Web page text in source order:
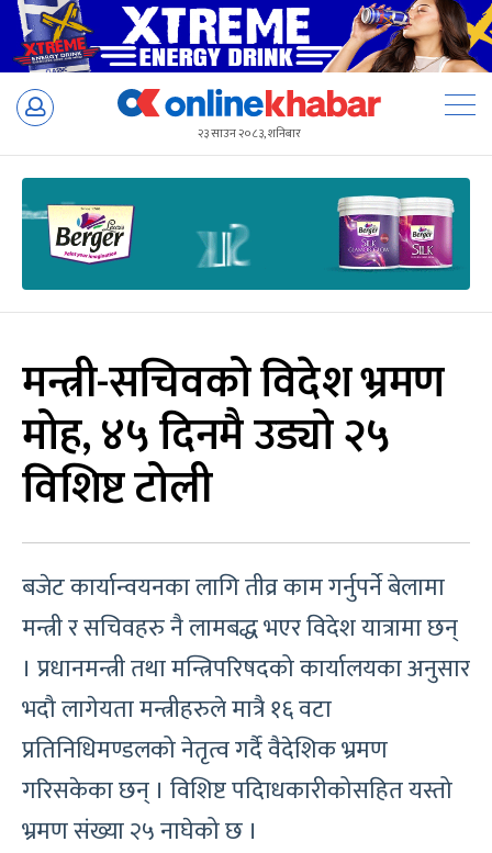
Skip
२३ साउन २०८३, शनिबार
मन्त्री-सचिवको विदेश भ्रमण
मोह, ४५ दिनमै उड्यो २५
विशिष्ट टोली
बजेट कार्यान्वयनका लागि तीव्र काम गर्नुपर्ने बेलामा
मन्त्री र सचिवहरु नै लामबद्ध भएर विदेश यात्रामा छन्
। प्रधानमन्त्री तथा मन्त्रिपरिषदको कार्यालयका अनुसार
भदौ लागेयता मन्त्रीहरुले मात्रै १६ वटा
प्रतिनिधिमण्डलको नेतृत्व गर्दै वैदेशिक भ्रमण
गरिसकेका छन् । विशिष्ट पदािधकारीकोसहित यस्तो
भ्रमण संख्या २५ नाघेको छ ।